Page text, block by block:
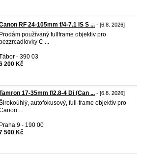
RF 24-105mm f/4-7.1 IS S ... - [6.8. 2026]
Prodám používaný fullframe objektiv pro
bezzrcadlovky C ...
- 390 03
200 Kč
17-35mm f/2.8-4 Di (Can ... - [6.8. 2026]
autofokusový, full-frame objektiv pro
...
Praha 9 - 190 00
500 Kč